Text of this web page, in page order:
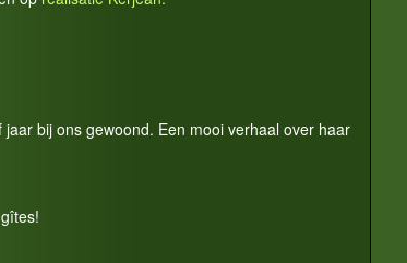
bij ons gewoond. Een mooi verhaal over haar
gîtes!